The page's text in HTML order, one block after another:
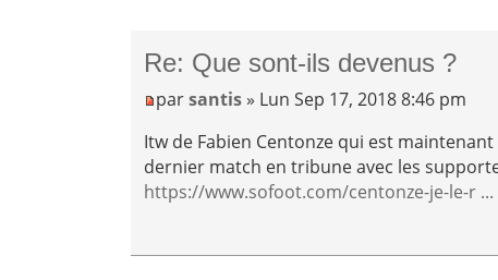
Re: Que sont-ils devenus ?
parsantis » Lun Sep 17, 2018 8:46 pm
Itw de Fabien Centonze qui est
dernier match en tribune avec les
https://www.sofoot.com/centonze-je-le-r ...